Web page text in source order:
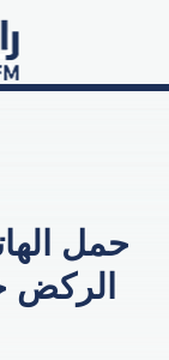
حمل
الركض